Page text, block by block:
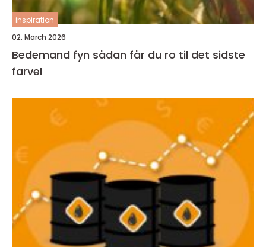
inspiration
02. March 2026
Bedemand fyn sådan får du ro til det sidste
farvel